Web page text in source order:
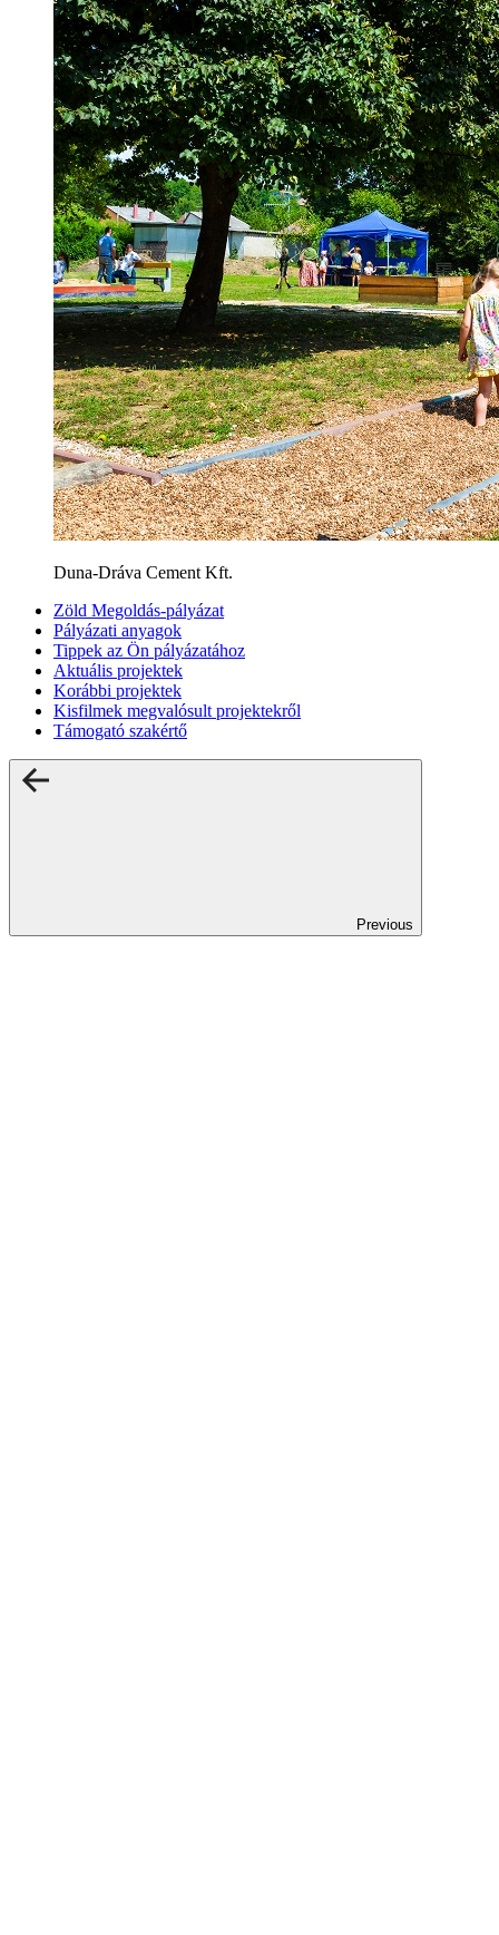
Duna-Dráva Cement Kft.
Zöld Megoldás-pályázat
Pályázati anyagok
Tippek az Ön pályázatához
Aktuális projektek
Korábbi projektek
Kisfilmek megvalósult projektekről
Támogató szakértő
Previous